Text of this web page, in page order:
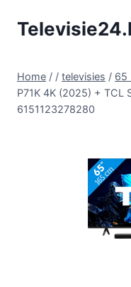
naar
Home / / televisies / 65
P71K 4K (2025) + TCL
6151123278280